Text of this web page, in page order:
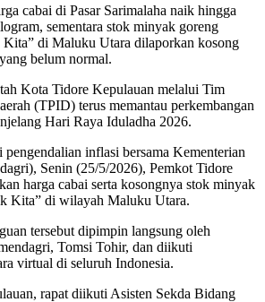
cabai di Pasar Sarimalaha naik hingga
sementara stok minyak goreng
di Maluku Utara dilaporkan kosong
belum normal.
Kota Tidore Kepulauan melalui Tim
(TPID) terus memantau perkembangan
Hari Raya Iduladha 2026.
inflasi bersama Kementerian
Senin (25/5/2026), Pemkot Tidore
harga cabai serta kosongnya stok minyak
Kita” di wilayah Maluku Utara.
tersebut dipimpin langsung oleh
Tomsi Tohir, dan diikuti
virtual di seluruh Indonesia.
rapat diikuti Asisten Sekda Bidang